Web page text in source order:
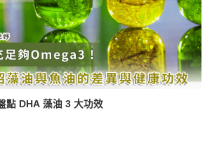
點 DHA 藻油 3 大功效